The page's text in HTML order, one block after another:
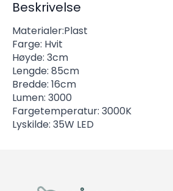
Beskrivelse
Materialer:Plast
Farge: Hvit
Høyde: 3cm
Lengde: 85cm
Bredde: 16cm
Lumen: 3000
Fargetemperatur: 3000K
Lyskilde: 35W LED